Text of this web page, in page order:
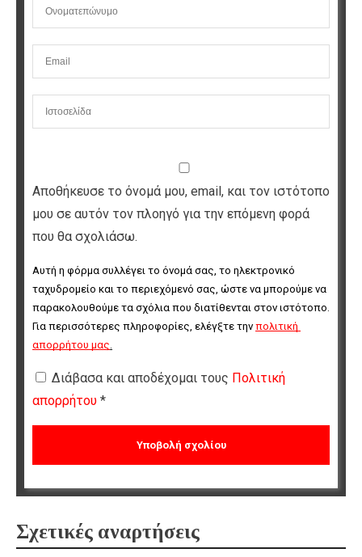
Αποθήκευσε το όνομά μου, email, και τον ιστότοπο
μου σε αυτόν τον πλοηγό για την επόμενη φορά
που θα σχολιάσω.
Αυτή η φόρμα συλλέγει το όνομά σας, το ηλεκτρονικό
ταχυδρομείο και το περιεχόμενό σας, ώστε να μπορούμε να
παρακολουθούμε τα σχόλια που διατίθενται στον ιστότοπο.
Για περισσότερες πληροφορίες, ελέγξτε την πολιτική
απορρήτου μας
Διάβασα και αποδέχομαι τους Πολιτική
απορρήτου *
Σχετικές αναρτήσεις